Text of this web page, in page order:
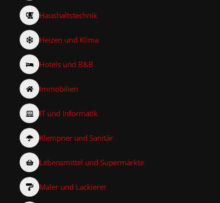
Haushaltstechnik
Heizen und Klima
Hotels und B&B
Immobilien
IT und Informatik
Klempner und Sanitär
Lebensmittel und Supermärkte
Maler und Lackierer